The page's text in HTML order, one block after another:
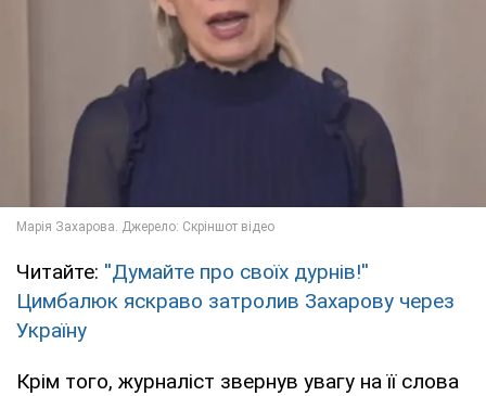
Читайте: ''Думайте про своїх дурнів!''
Цимбалюк яскраво затролив Захарову через
Україну
Крім того, журналіст звернув увагу на її слова